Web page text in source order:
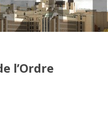
l’Ordre